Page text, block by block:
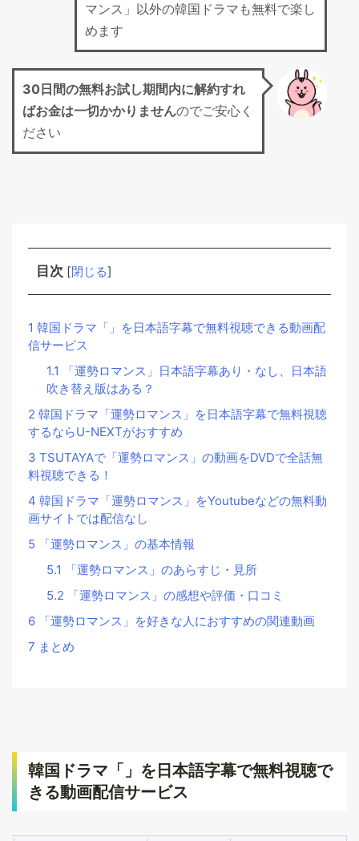
マンス」以外の韓国ドラマも無料で楽し
めます
30日間の無料お試し期間内に解約すれ
ばお金は一切かかりませんのでご安心く
ださい
目次 [閉じる]
1 韓国ドラマ「」を日本語字幕で無料視聴できる動画配
信サービス
1.1 「運勢ロマンス」日本語字幕あり・なし、日本語
吹き替え版はある？
2 韓国ドラマ「運勢ロマンス」を日本語字幕で無料視聴
するならU-NEXTがおすすめ
3 TSUTAYAで「運勢ロマンス」の動画をDVDで全話無
料視聴できる！
4 韓国ドラマ「運勢ロマンス」をYoutubeなどの無料動
画サイトでは配信なし
5 「運勢ロマンス」の基本情報
5.1 「運勢ロマンス」のあらすじ・見所
5.2 「運勢ロマンス」の感想や評価・口コミ
6 「運勢ロマンス」を好きな人におすすめの関連動画
7 まとめ
韓国ドラマ「」を日本語字幕で無料視聴で
きる動画配信サービス